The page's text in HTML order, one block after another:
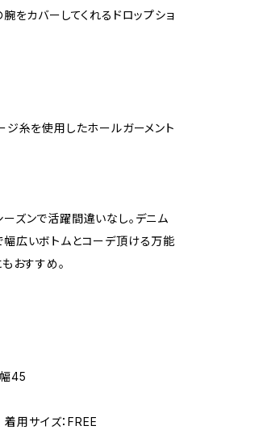
腕をカバーしてくれるドロップショ
ジ糸を使用したホールガーメント
ズンで活躍間違いなし。デニム
広いボトムとコーデ頂ける万能
おすすめ。
45
サイズ：FREE